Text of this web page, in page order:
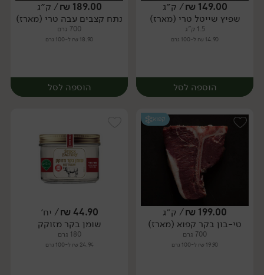
מארז מארז
149.00
₪/ ק״ג
שפיץ שייטל טרי (מארז)
1.5 ק"ג
14.90 ₪ ל-100 גרם
הוספה לסל
מארז
189.00
₪/ ק״ג
נתח קצבים עבה טרי (מארז)
700 גרם
18.90 ₪ ל-100 גרם
הוספה לסל
מארז
קפוא
199.00
₪/ ק״ג
טי-בון בקר קפוא (מארז)
700 גרם
19.90 ₪ ל-100 גרם
44.90
₪/ יח׳
שומן בקר מזוקק
180 גרם
24.94 ₪ ל-100 גרם